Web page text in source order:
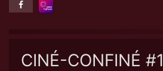
CINÉ-CONFINÉ #1